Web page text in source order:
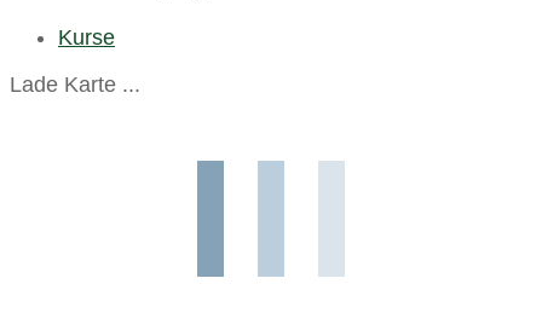
Kurse
Lade Karte ...